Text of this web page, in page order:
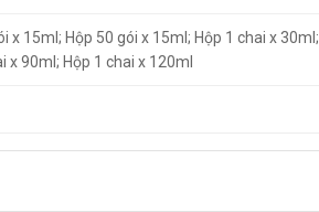
x 15ml; Hộp 50 gói x 15ml; Hộp 1 chai x 30ml;
x 90ml; Hộp 1 chai x 120ml